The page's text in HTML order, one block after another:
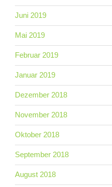
Juni 2019
Mai 2019
Februar 2019
Januar 2019
Dezember 2018
November 2018
Oktober 2018
September 2018
August 2018